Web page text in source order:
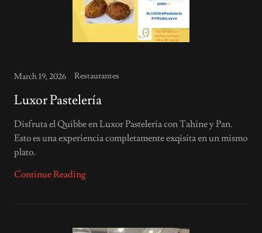
March 19, 2026 Restaurantes
Luxor Pastelería
Disfruta el Quibbe en Luxor Pasteleria con Tahine y Pan.
Esto es una experiencia completamente exqisita en un mismo
plato.
Continue Reading